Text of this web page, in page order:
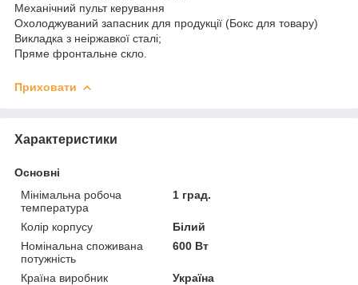
Механічний пульт керування
Охолоджуваний запасник для продукції (Бокс для товару)
Викладка з неіржавкої сталі;
Пряме фронтальне скло.
Приховати
Характеристики
Основні
Мінімальна робоча
температура
1 град.
Колір корпусу
Білий
Номінальна споживана
потужність
600 Вт
Країна виробник
Україна